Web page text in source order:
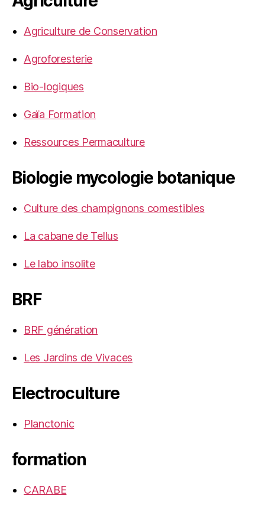
Agriculture de Conservation
Agroforesterie
Bio-logiques
Gaïa Formation
Ressources Permaculture
Biologie mycologie botanique
Culture des champignons comestibles
La cabane de Tellus
Le labo insolite
BRF
BRF génération
Les Jardins de Vivaces
Electroculture
Planctonic
formation
CARABE